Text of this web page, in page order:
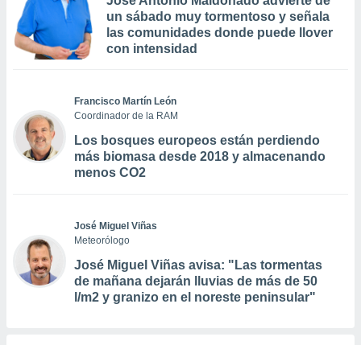
un sábado muy tormentoso y señala
las comunidades donde puede llover
con intensidad
Francisco Martín León
Coordinador de la RAM
Los bosques europeos están perdiendo
más biomasa desde 2018 y almacenando
menos CO2
José Miguel Viñas
Meteorólogo
José Miguel Viñas avisa: "Las tormentas
de mañana dejarán lluvias de más de 50
l/m2 y granizo en el noreste peninsular"